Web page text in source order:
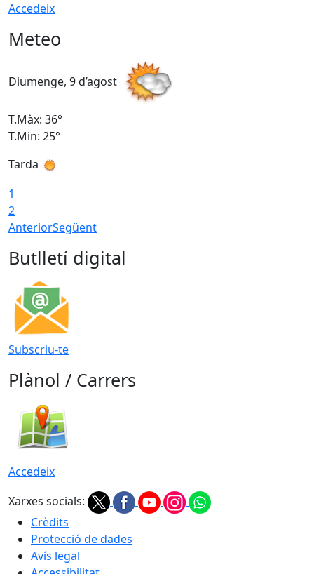
Accedeix
Meteo
Diumenge, 9 d’agost
T.Màx: 36°
T.Min: 25°
Tarda
1
2
AnteriorSegüent
Butlletí digital
Subscriu-te
Plànol / Carrers
Accedeix
Xarxes socials:
Crèdits
Protecció de dades
Avís legal